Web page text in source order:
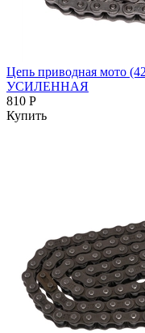
Цепь приводная мото
УСИЛЕННАЯ
810 Р
Купить